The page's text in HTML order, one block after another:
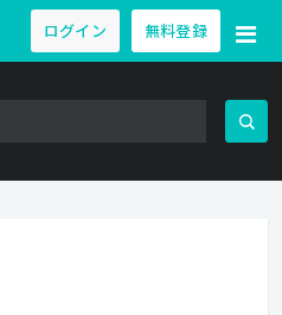
ログイン 無料登録